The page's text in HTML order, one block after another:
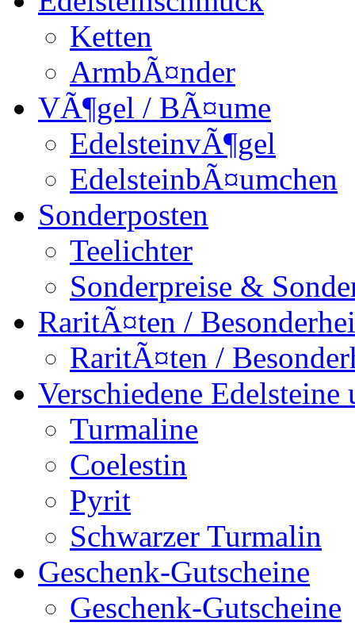
Ketten
ArmbÃ¤nder
VÃ¶gel / BÃ¤ume
EdelsteinvÃ¶gel
EdelsteinbÃ¤umchen
Sonderposten
Teelichter
Sonderpreise &
RaritÃ¤ten /
RaritÃ¤ten /
Verschiedene
Turmaline
Coelestin
Pyrit
Schwarzer Turmalin
Geschenk-Gutscheine
Geschenk-Gutscheine